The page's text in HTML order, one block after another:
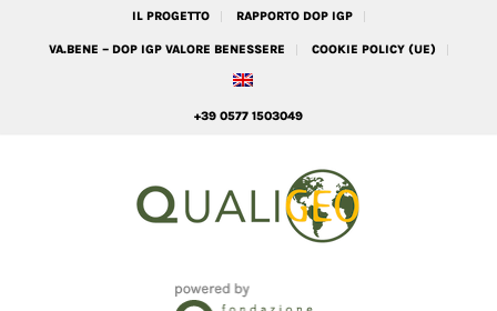
IL PROGETTO RAPPORTO DOP IGP
VA.BENE – DOP IGP VALORE BENESSERE COOKIE POLICY (UE)
+39 0577 1503049